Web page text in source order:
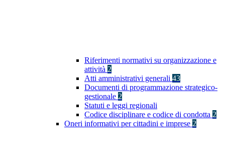
Riferimenti normativi su organizzazione e
attività 2
Atti amministrativi generali 43
Documenti di programmazione strategico-
gestionale 2
Statuti e leggi regionali
Codice disciplinare e codice di condotta 2
Oneri informativi per cittadini e imprese 2